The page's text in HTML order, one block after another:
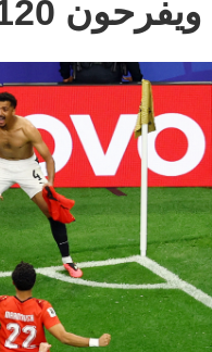
ويفرحون 120 مليون مصري